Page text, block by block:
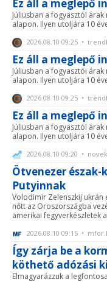
Ez áll a meglepő
Júliusban a fogyasztói
alapon. Ilyen utoljára 10
2026.08.10 09:25 •
Ez áll a meglepő
Júliusban a fogyasztói
alapon. Ilyen utoljára 10
2026.08.10 09:25 •
Ez áll a meglepő
Júliusban a fogyasztói
alapon. Ilyen utoljára 10
2026.08.10 09:20 •
Ötvenezer
Putyinnak
Volodimir Zelenszkij ukrán
nőtt az Oroszországba
amerikai fegyverkészletek
2026.08.10 09:15 •
Így zárja be a
köthető adózási
Elmagyarázzuk a